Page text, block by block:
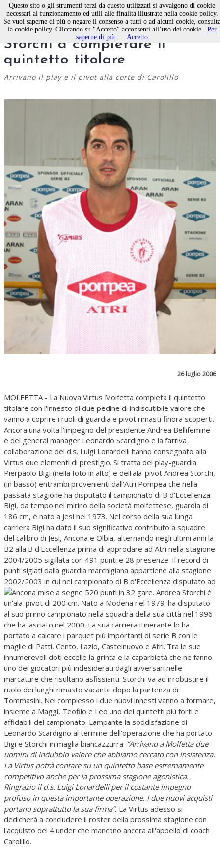
BASKET - Arrivano Bigi e
Storchi a completare il
quintetto titolare
Arrivano il play e il pivot alla corte di Carolillo
26 luglio 2006
MOLFETTA - La Nuova Virtus Molfetta completa il quintetto
titolare con l'innesto di due pedine di indiscutibile valore che
vanno a coprire i ruoli di guardia e pivot rimasti finora scoperti.
Ancora una volta l'impegno del presidente Andrea Bellifemine
e del general manager Leonardo Scardigno e la fattiva
collaborazione del d.s. Luigi Lonardelli hanno consegnato alla
Virtus due elementi di prestigio. Si tratta del play-guardia
Pierpaolo Bigi (nella foto in alto) e dell'ala-pivot Andrea Storchi,
(in basso) entrambi provenienti dall'Atri Pompea che nella
passata stagione ha disputato il campionato di B d'Eccellenza.
Bigi, da tempo nel mirino della società molfettese, guardia di
186 cm, è nato a Jesi nel 1973. Nel corso della sua lunga
carriera Bigi ha dato il suo significativo contributo a squadre
del calibro di Jesi, Ancona e Olbia, alternando negli ultimi anni la
B2 alla B d'Eccellenza prima di approdare ad Atri nella stagione
2004/2005 sigillata con 491 punti e 28 presenze. Il record di
punti siglati dalla guardia marchigiana appartiene alla stagione
2002/2003 in cui nel campionato di B d'Eccellenza disputato ad
Ancona mise a segno 520 punti in 32 gare. Andrea Storchi è
un'ala-pivot di 200 cm. Nato a Modena nel 1979; ha disputato
al suo primo campionato nella squadra della sua città nel 1996
che ha lasciato nel 2000. La sua carriera itinerante lo ha
portato a calcare i parquet più importanti di serie B con le
maglie di Patti, Cento, Lazio, Castelnuovo e Atri. Tra le sue
innumerevoli doti eccelle la grinta e la caparbietà che ne fanno
uno dei giocatori più indesiderati dagli avversari nelle
marcature che risultano asfissianti. Storchi va ad irrobustire il
ruolo dei lunghi rimasto vacante dopo la partenza di
Tommasini. Nel complesso i due nuovi innesti vanno a formare,
insieme a Maggi, Teofilo e Leo uno dei quintetti più forti e
affidabili del campionato. Lampante la soddisfazione di
Leonardo Scardigno al termine dell'operazione che ha portato
Bigi e Storchi in maglia biancazzurra: “Arrivano a Molfetta due
uomini di indubbio valore che abbiamo cercato con insistenza.
La Virtus potrà contare su un quintetto base estremamente
competitivo anche per la prossima stagione agonistica.
Ringrazio il d.s. Luigi Lonardelli per il costante impegno
profuso in questa importante operazione. I due nuovi acquisti
portano soprattutto la sua firma”. La Virtus adesso si
dedicherà a concludere il roster della prossima stagione con
l'acquisto dei 4 under che mancano ancora all'appello di coach
Carolillo.
Questo sito o gli strumenti terzi da questo utilizzati si avvalgono di cookie
necessari al funzionamento ed utili alle finalità illustrate nella cookie policy.
Se vuoi saperne di più o negare il consenso a tutti o ad alcuni cookie, consulta
la cookie policy. Cliccando su "Accetto" acconsenti all’uso dei cookie. Per
saperne di più
Accetto